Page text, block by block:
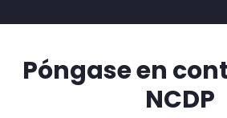
Póngase en
NCDP